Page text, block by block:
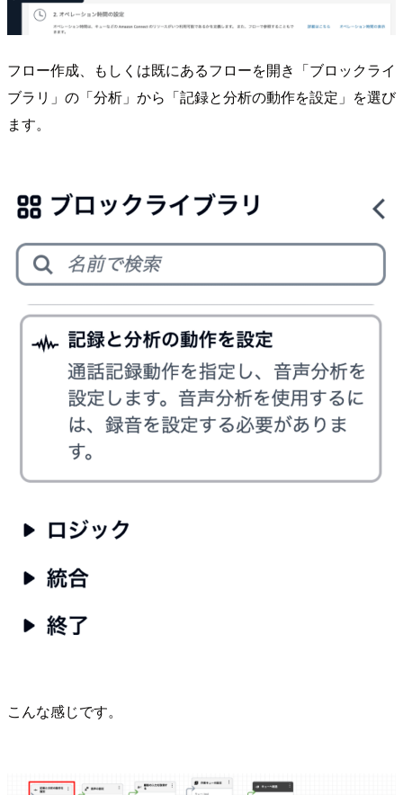
フロー作成、もしくは既にあるフローを開き「ブロックライ
ブラリ」の「分析」から「記録と分析の動作を設定」を選び
ます。
こんな感じです。